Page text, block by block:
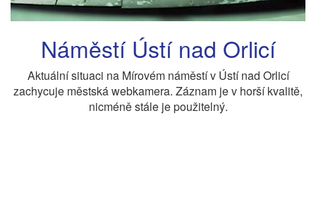
Náměstí Ústí nad Orlicí
Aktuální situaci na Mírovém náměstí v Ústí nad Orlicí
zachycuje městská webkamera. Záznam je v horší kvalitě,
nicméně stále je použitelný.